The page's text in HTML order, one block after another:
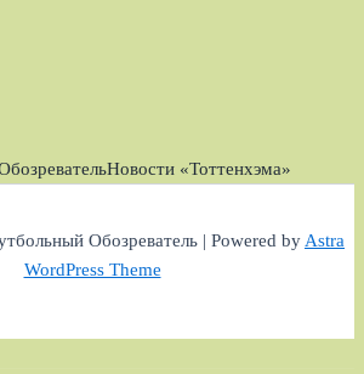
Новости «Тоттенхэма»
Обозреватель | Powered byAstra
WordPress Theme